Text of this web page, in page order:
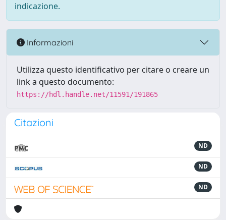
indicazione.
Informazioni
Utilizza questo identificativo per citare o creare un
link a questo documento:
https://hdl.handle.net/11591/191865
Citazioni
ND
ND
ND